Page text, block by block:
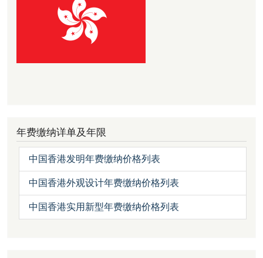
年费缴纳详单及年限
中国香港发明年费缴纳价格列表
中国香港外观设计年费缴纳价格列表
中国香港实用新型年费缴纳价格列表